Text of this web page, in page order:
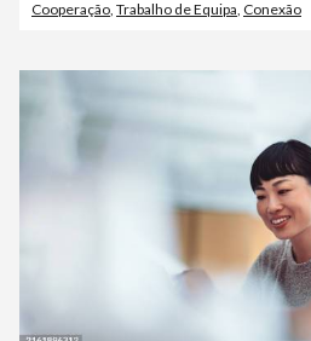
Cooperação Trabalho de Equipa Conexão